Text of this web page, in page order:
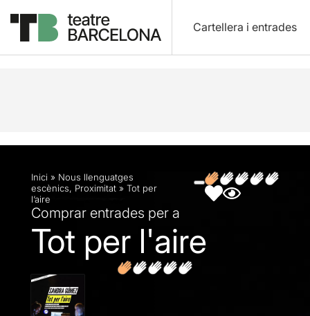
Cartellera i entrades
Descripció Fitxa artística Fotos i vídeos
Inici » Nous llenguatges
escènics, Proximitat » Tot per
l’aire
Comprar entrades per a
Tot per l'aire